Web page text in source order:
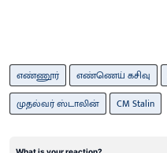
எண்ணூர் எண்ணெய் கசிவு
முதல்வர் ஸ்டாலின்
CM Stalin